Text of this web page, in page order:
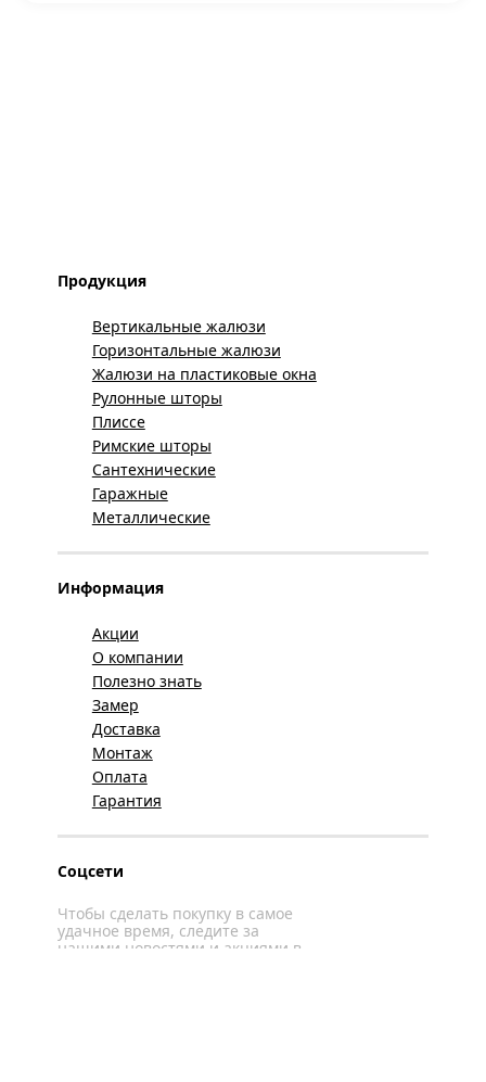
Продукция
Вертикальные жалюзи
Горизонтальные жалюзи
Жалюзи на пластиковые окна
Рулонные шторы
Плиссе
Римские шторы
Сантехнические
Гаражные
Металлические
Информация
Акции
О компании
Полезно знать
Замер
Доставка
Монтаж
Оплата
Гарантия
Соцсети
Чтобы сделать покупку в самое
удачное время, следите за
нашими новостями и акциями в